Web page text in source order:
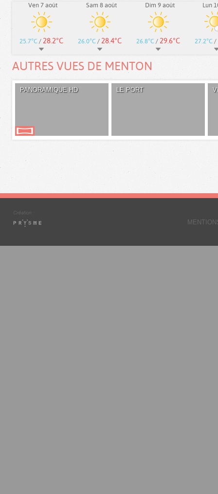
Ven 7 août
25.7°C / 28.2°C
Sam 8 août
26.0°C / 28.4°C
Dim 9 août
26.8°C / 29.6°C
Lun
27.2°C /
AUTRES VUES DE MENTON
PANORAMIQUE HD LE PORT